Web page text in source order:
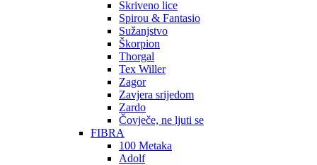
Skriveno lice
Spirou & Fantasio
Sužanjstvo
Škorpion
Thorgal
Tex Willer
Zagor
Zavjera srijedom
Zardo
Čovječe, ne ljuti se
FIBRA
100 Metaka
Adolf